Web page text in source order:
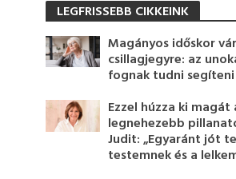
LEGFRISSEBB CIKKEINK
Magányos időskor
csillagjegyre: az
fognak tudni
Ezzel húzza ki magát
legnehezebb
Judit: „Egyaránt jót
testemnek és a